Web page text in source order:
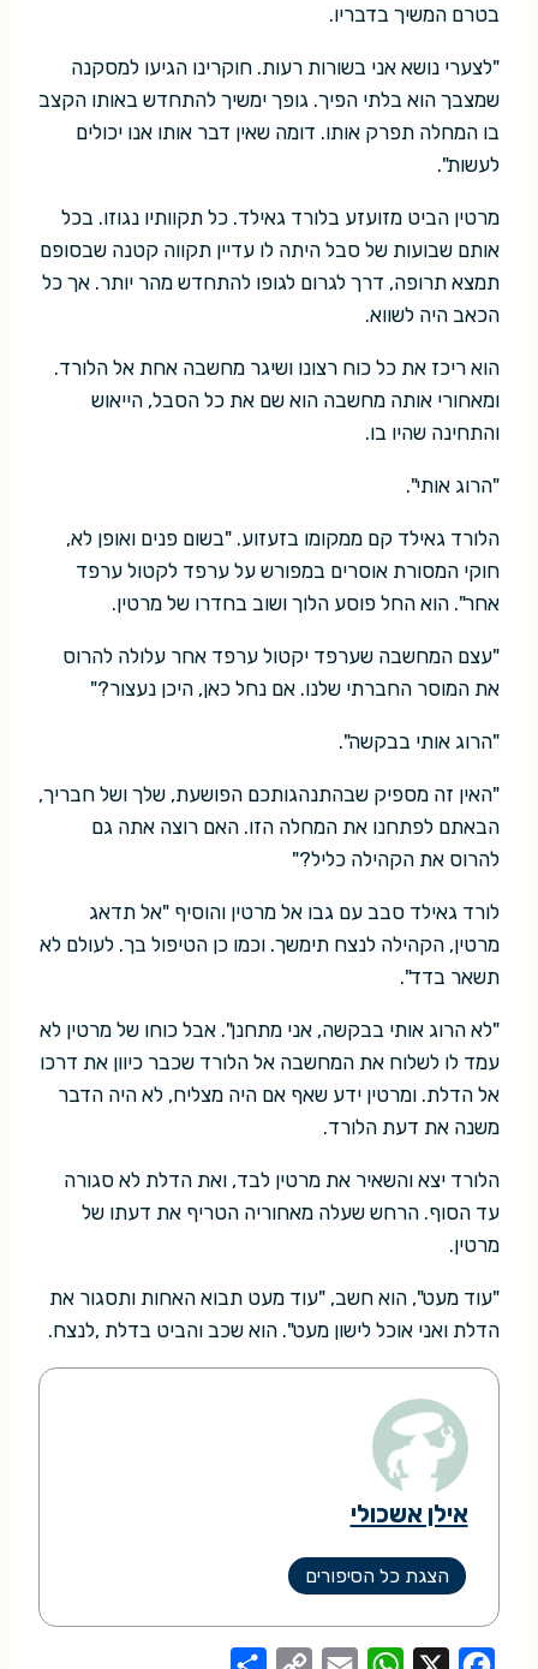
בטרם המשיך בדבריו.
"לצערי נושא אני בשורות רעות. חוקרינו הגיעו למסקנה
שמצבך הוא בלתי הפיך. גופך ימשיך להתחדש באותו הקצב
בו המחלה תפרק אותו. דומה שאין דבר אותו אנו יכולים
לעשות".
מרטין הביט מזועזע בלורד גאילד. כל תקוותיו נגוזו. בכל
אותם שבועות של סבל היתה לו עדיין תקווה קטנה שבסופם
תמצא תרופה, דרך לגרום לגופו להתחדש מהר יותר. אך כל
הכאב היה לשווא.
הוא ריכז את כל כוח רצונו ושיגר מחשבה אחת אל הלורד.
ומאחורי אותה מחשבה הוא שם את כל הסבל, הייאוש
והתחינה שהיו בו.
"הרוג אותי".
הלורד גאילד קם ממקומו בזעזוע. "בשום פנים ואופן לא,
חוקי המסורת אוסרים במפורש על ערפד לקטול ערפד
אחר". הוא החל פוסע הלוך ושוב בחדרו של מרטין.
"עצם המחשבה שערפד יקטול ערפד אחר עלולה להרוס
את המוסר החברתי שלנו. אם נחל כאן, היכן נעצור?"
"הרוג אותי בבקשה".
"האין זה מספיק שבהתנהגותכם הפושעת, שלך ושל חבריך,
הבאתם לפתחנו את המחלה הזו. האם רוצה אתה גם
להרוס את הקהילה כליל?"
לורד גאילד סבב עם גבו אל מרטין והוסיף "אל תדאג
מרטין, הקהילה לנצח תימשך. וכמו כן הטיפול בך. לעולם לא
תשאר בדד".
"לא הרוג אותי בבקשה, אני מתחנן". אבל כוחו של מרטין לא
עמד לו לשלוח את המחשבה אל הלורד שכבר כיוון את דרכו
אל הדלת. ומרטין ידע שאף אם היה מצליח, לא היה הדבר
משנה את דעת הלורד.
הלורד יצא והשאיר את מרטין לבד, ואת הדלת לא סגורה
עד הסוף. הרחש שעלה מאחוריה הטריף את דעתו של
מרטין.
"עוד מעט", הוא חשב, "עוד מעט תבוא האחות ותסגור את
הדלת ואני אוכל לישון מעט". הוא שכב והביט בדלת ,לנצח.
אילן אשכולי
הצגת כל הסיפורים